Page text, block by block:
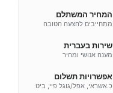
המחיר המשתלם
מתחייבים להצעה הטובה
שירות בעברית
מענה אנושי ומהיר
אפשרויות תשלום
כ.אשראי, אפל/גוגל פיי, ביט